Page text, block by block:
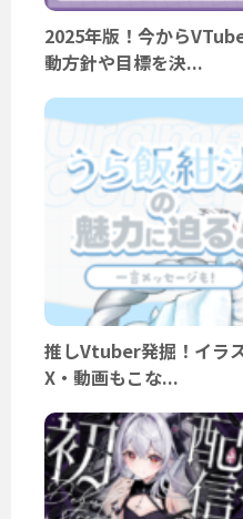
2025年版！今から
動方針や目標を決...
推しVtuber発掘！イラ
X・動画もこな...